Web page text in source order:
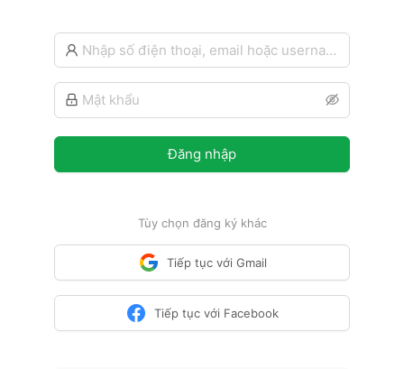
Đăng nhập
Tùy chọn đăng ký khác
Tiếp tục với Gmail
Tiếp tục với Facebook